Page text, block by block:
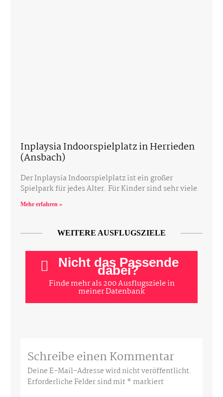
Inplaysia Indoorspielplatz in Herrieden
(Ansbach)
Der Inplaysia Indoorspielplatz ist ein großer
Spielpark für jedes Alter. Für Kinder sind sehr viele
Mehr erfahren »
WEITERE AUSFLUGSZIELE
Nicht das Passende
dabei?
Finde mehr als 200 Ausflugsziele in
meiner Datenbank
Schreibe einen Kommentar
Deine E-Mail-Adresse wird nicht veröffentlicht.
Erforderliche Felder sind mit* markiert